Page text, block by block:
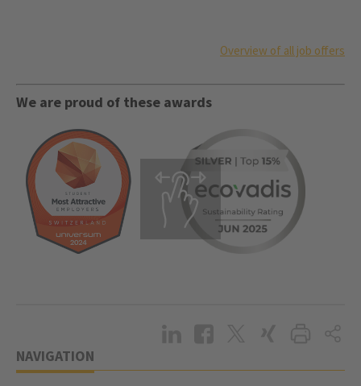
Overview of all job offers
We are proud of these awards
NAVIGATION